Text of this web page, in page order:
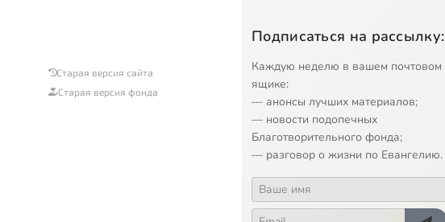
Старая версия сайта
Старая версия фонда
Подписаться на рассылку:
Каждую неделю в вашем почтовом
ящике:
— анонсы лучших материалов;
— новости подопечных
Благотворительного фонда;
— разговор о жизни по Евангелию.